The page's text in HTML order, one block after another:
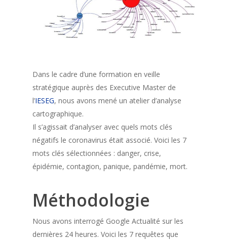
Dans le cadre d’une formation en veille
stratégique auprès des Executive Master de
l’IESEG, nous avons mené un atelier d’analyse
cartographique.
Il s’agissait d’analyser avec quels mots clés
négatifs le coronavirus était associé. Voici les 7
mots clés sélectionnées : danger, crise,
épidémie, contagion, panique, pandémie, mort.
Méthodologie
Nous avons interrogé Google Actualité sur les
dernières 24 heures. Voici les 7 requêtes que